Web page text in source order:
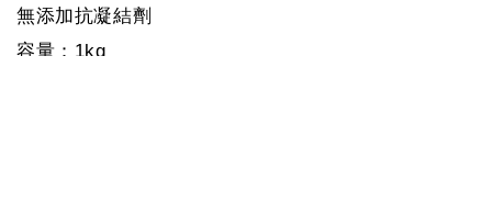
無添加抗凝結劑
容量：1kg